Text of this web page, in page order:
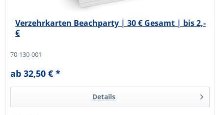
Verzehrkarten Beachparty | 30 € Gesamt | bis 2,-
€
70-130-001
ab 32,50 € *
Details